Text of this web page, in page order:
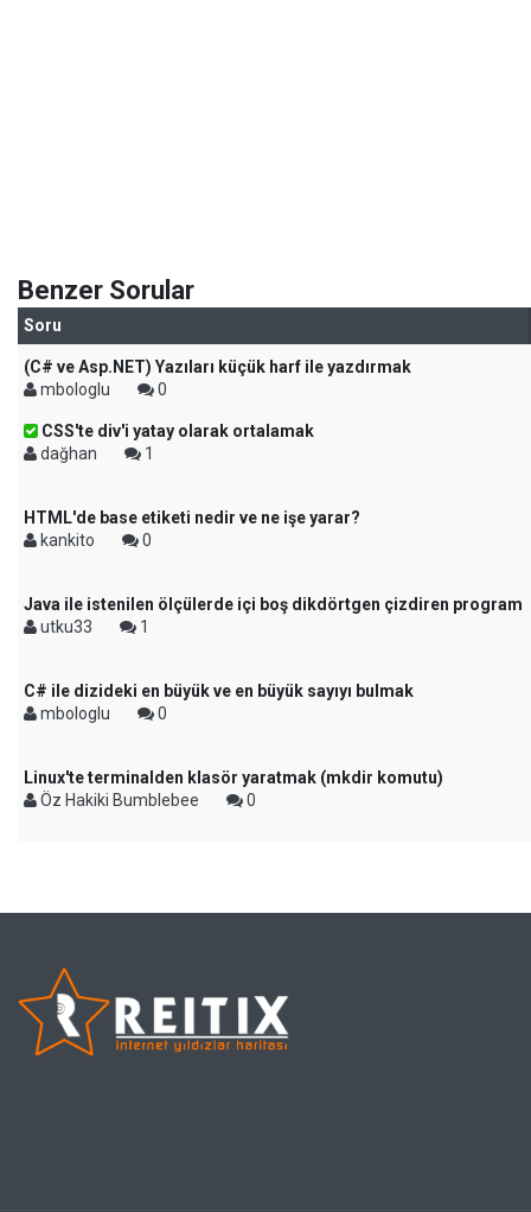
Benzer Sorular
Soru
(C# ve Asp.NET) Yazıları küçük harf ile yazdırmak
mbologlu
0
CSS'te div'i yatay olarak ortalamak
dağhan
1
HTML'de base etiketi nedir ve ne işe yarar?
kankito
0
Java ile istenilen ölçülerde içi boş dikdörtgen çizdiren program
utku33
1
C# ile dizideki en büyük ve en büyük sayıyı bulmak
mbologlu
0
Linux'te terminalden klasör yaratmak (mkdir komutu)
Öz Hakiki Bumblebee
0